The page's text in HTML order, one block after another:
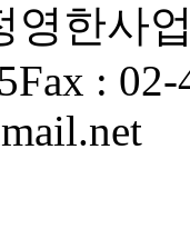
영한사
Fax :